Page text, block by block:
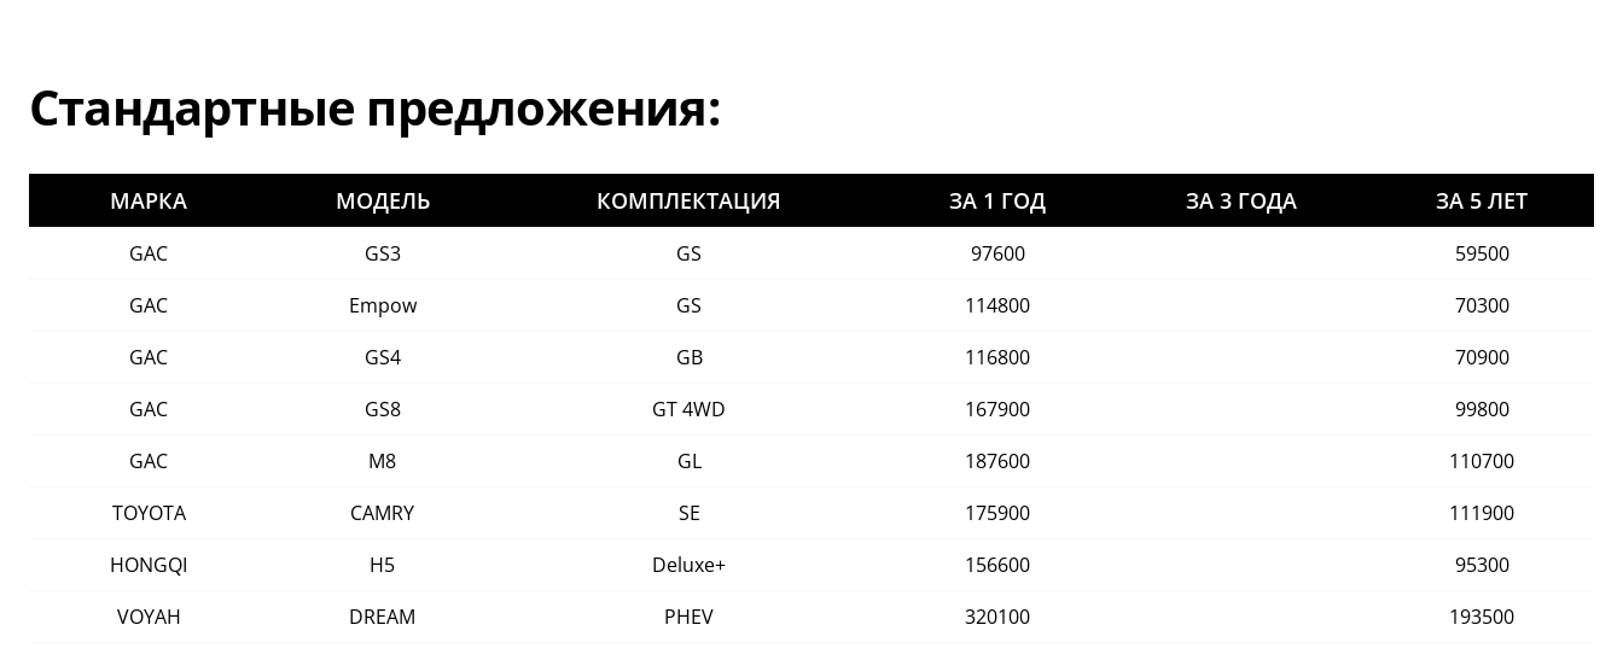
Стандартные предложения:
МАРКА МОДЕЛЬ КОМПЛЕКТАЦИЯ ЗА 1 ГОД ЗА 3 ГОДА ЗА 5 ЛЕТ
GAC GS3 GS 97600
59500
GAC
Empow GS 114800
70300
GAC
GS4 GB 116800
70900
GAC
GS8 GT 4WD 167900
99800
GAC
M8 GL 187600
110700
TOYOTA
CAMRY SE 175900
111900
HONGQI
H5 Deluxe+ 156600
95300
VOYAH
DREAM PHEV 320100
193500